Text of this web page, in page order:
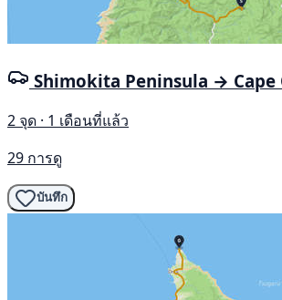
Shimokita Peninsula → Cape
2 จุด · 1 เดือนที่แล้ว
29 การดู
บันทึก